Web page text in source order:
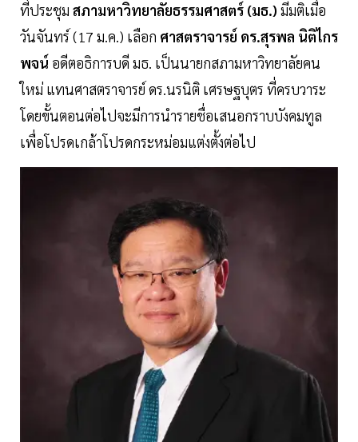
ที่ประชุม สภามหาวิทยาลัยธรรมศาสตร์ (มธ.) มีมติเมื่อ
วันจันทร์ (17 ม.ค.) เลือก ศาสตราจารย์ ดร.สุรพล นิติไกร
พจน์ อดีตอธิการบดี มธ. เป็นนายกสภามหาวิทยาลัยคน
ใหม่ แทนศาสตราจารย์ ดร.นรนิติ เศรษฐบุตร ที่ครบวาระ
โดยขั้นตอนต่อไปจะมีการนำรายชื่อเสนอกราบบังคมทูล
เพื่อโปรดเกล้าโปรดกระหม่อมแต่งตั้งต่อไป